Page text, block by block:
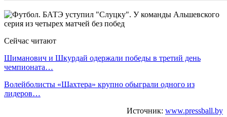
Сейчас читают
Шиманович и Шкурдай одержали победы в третий день
чемпионата…
Волейболисты «Шахтера» крупно обыграли одного из
лидеров…
Источник: www.pressball.by